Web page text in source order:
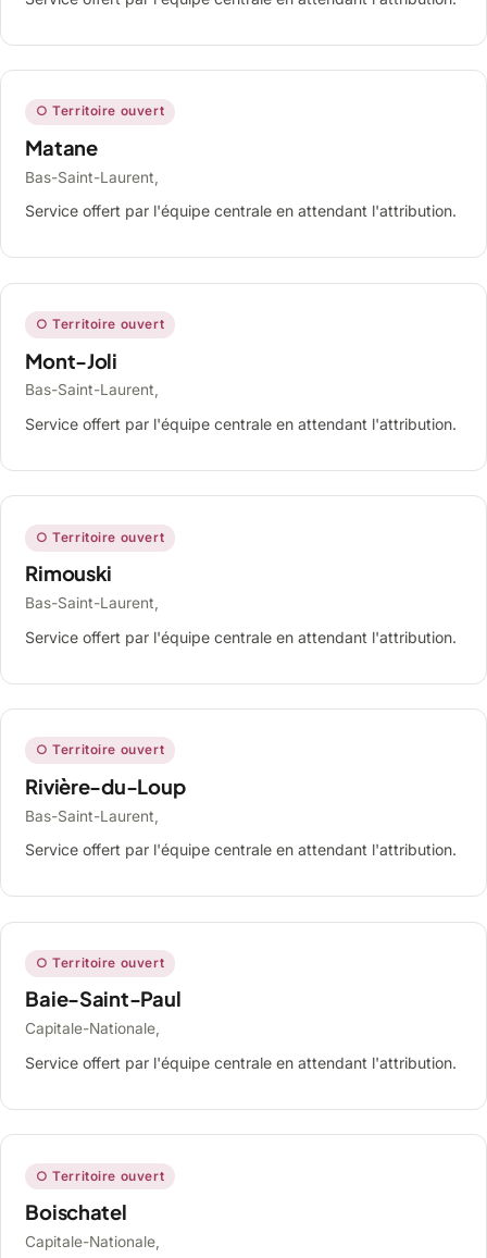
○ Territoire ouvert
Matane
Bas-Saint-Laurent,
Service offert par l'équipe centrale en attendant l'attribution.
○ Territoire ouvert
Mont-Joli
Bas-Saint-Laurent,
Service offert par l'équipe centrale en attendant l'attribution.
○ Territoire ouvert
Rimouski
Bas-Saint-Laurent,
Service offert par l'équipe centrale en attendant l'attribution.
○ Territoire ouvert
Rivière-du-Loup
Bas-Saint-Laurent,
Service offert par l'équipe centrale en attendant l'attribution.
○ Territoire ouvert
Baie-Saint-Paul
Capitale-Nationale,
Service offert par l'équipe centrale en attendant l'attribution.
○ Territoire ouvert
Boischatel
Capitale-Nationale,